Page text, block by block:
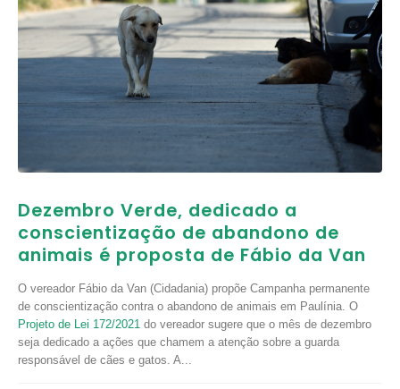
Dezembro Verde, dedicado a
conscientização de abandono de
animais é proposta de Fábio da Van
O vereador Fábio da Van (Cidadania) propõe Campanha permanente
de conscientização contra o abandono de animais em Paulínia. O
Projeto de Lei 172/2021 do vereador sugere que o mês de dezembro
seja dedicado a ações que chamem a atenção sobre a guarda
responsável de cães e gatos. A...